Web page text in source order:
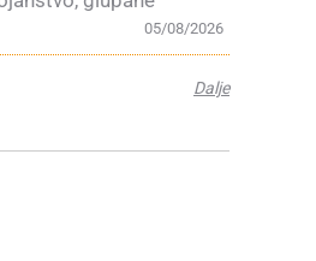
05/08/2026
Dalje